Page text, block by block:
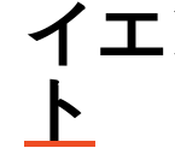
イ
ト